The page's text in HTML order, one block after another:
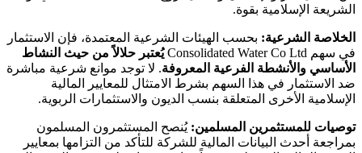
الشريعة الإسلامية بقوة.
الخلاصة الشرعية:بحسب الهيئات الشرعية المعتمدة، فإن الاستثمار
في سهم Consolidated Water Co Ltd
يُعتبر حلالاً من حيث النشاط
الأساسي والأنشطة الفرعية المعروفة. لا توجد موانع شرعية مباشرة
ضد الاستثمار في هذا السهم بشرط الامتثال للمعايير المالية
الإسلامية الأخرى المتعلقة بنسب الديون والاستثمارات الربوية.
توصيات للمستثمرين المسلمين:يُنصح المستثمرون المسلمون
بمراجعة أحدث البيانات المالية للشركة للتأكد من التزامها بمعايير